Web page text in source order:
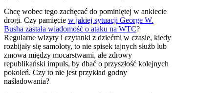
Chcę wobec tego zachęcać do pominiętej w ankiecie
drogi. Czy pamięcie w jakiej sytuacji George W.
Busha zastała wiadomość o ataku na WTC?
Regularne wizyty i czytanki z dziećmi w czasie, kiedy
rozbijały się samoloty, to nie spisek tajnych służb lub
zmowa między mocarstwami, ale zdrowy
republikański impuls, by dbać o przyszłość kolejnych
pokoleń. Czy to nie jest przykład godny
naśladowania?